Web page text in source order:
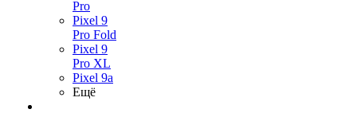
Pro
Pixel 9
Pro Fold
Pixel 9
Pro XL
Pixel 9a
Ещё